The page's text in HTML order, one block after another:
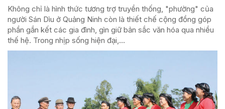
Không chỉ là hình thức tương trợ truyền thống, "phường" của
người Sán Dìu ở Quảng Ninh còn là thiết chế cộng đồng góp
phần gắn kết các gia đình, gìn giữ bản sắc văn hóa qua nhiều
thế hệ. Trong nhịp sống hiện đại,...